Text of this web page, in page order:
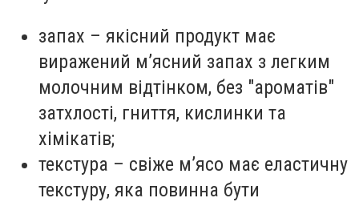
запах – якісний продукт має
виражений м’ясний запах з легким
молочним відтінком, без "ароматів"
затхлості, гниття, кислинки та
хімікатів;
текстура – свіже м’ясо має еластичну
текстуру, яка повинна бути